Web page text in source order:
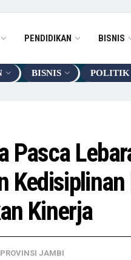
PENDIDIKAN BISNIS
BISNIS POLITIK
Pasca
Kedisiplinan
Kinerja
PROVINSI JAMBI